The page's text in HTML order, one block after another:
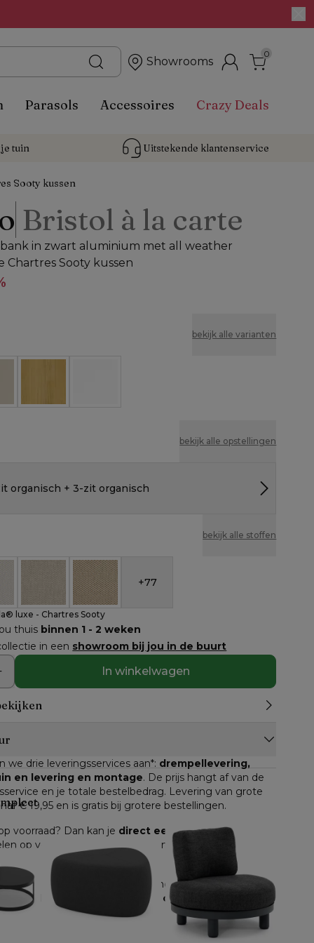
Showrooms
0
Parasols Accessoires Crazy Deals
tuin Uitstekende klantenservice
Sooty kussen
Bristol à la carte
in zwart aluminium met all weather
Sooty kussen
bekijk alle varianten
bekijk alle opstellingen
organisch + 3-zit organisch
bekijk alle stoffen
luxe - Chartres Sooty
Cosytica - Althea Off White
All Weather Cosytica - Althea Chalk
All Weather Cosytica - Althea Camel
+77
luxe - Chartres Sooty
thuis binnen 1 - 2 weken
in een showroom bij jou in de buurt
In winkelwagen
we drie leveringsservices aan*: drempellevering,
en levering en montage. De prijs hangt af van de
en je totale bestelbedrag. Levering van grote
€ 19,95 en is gratis bij grotere bestellingen.
voorraad? Dan kan je direct een leverdatum
op voorraad, dan krijg je een inschatting van de
online gekocht worden, geldt het herroepingsrecht.
heb je
14 dagen de tijd om je bestelling